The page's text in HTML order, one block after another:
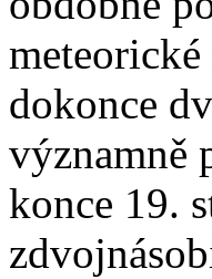
dokonce
významně
konce 19.